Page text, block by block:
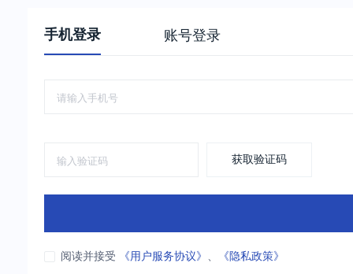
手机登录 账号登录
获取验证码
阅读并接受 《用户服务协议》 、 《隐私政策》